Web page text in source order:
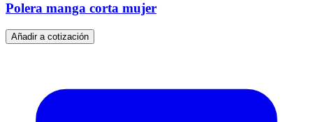
Polera manga corta mujer
Añadir a cotización